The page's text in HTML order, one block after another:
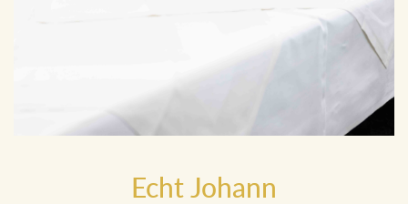
Echt Johann